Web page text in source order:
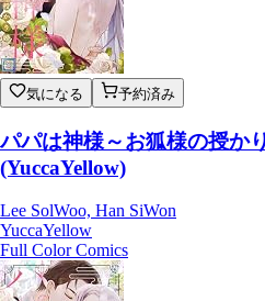
気になる 予約済み
パパは神様～お狐様の授か
(YuccaYellow)
Lee SolWoo, Han SiWon
YuccaYellow
Full Color Comics